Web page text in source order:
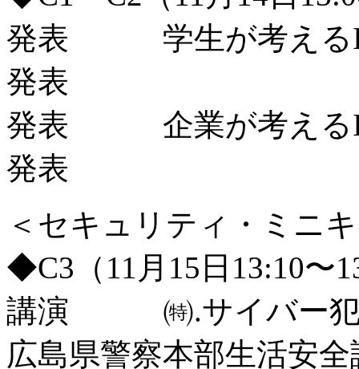
発表 学生が考える
発表
発表 企業が考える
発表
＜セキュリティ・ミニ
◆C3（11月15日13:10〜
講演 ㈵.サイバー犯
広島県警察本部生活安